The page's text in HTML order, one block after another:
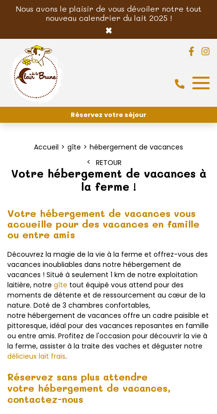
Nous avons le plaisir de vous dévoiler notre tout
nouveau calendrier du lait 2025 !
×
Réservez votre séjour
Accueil gîte
hébergement de vacances
RETOUR
Votre hébergement de vacances à
la ferme !
Votre hébergement de vacances vous
accueille pour des vacances en famille
ou entre amis
Découvrez la magie de la vie à la ferme et offrez-vous des
vacances inoubliables dans notre hébergement de
vacances ! Situé à seulement 1 km de notre exploitation
laitière, notre gîte tout équipé vous attend pour des
moments de détente et de ressourcement au cœur de la
nature. Doté de 3 chambres confortables,
notre hébergement de vacances offre un cadre paisible et
pittoresque, idéal pour des vacances reposantes en famille
ou entre amis. Profitez de l'occasion pour découvrir la vie à
la ferme, assister à la traite des vaches et déguster notre
délicieux lait frais.
Réservez sans plus attendre
votre hébergement de vacances,
contactez-nous